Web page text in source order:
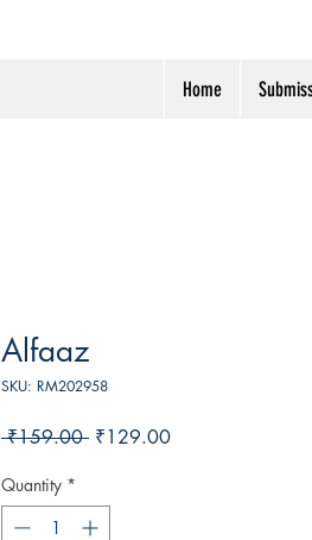
Home
Alfaaz
SKU: RM202958
₹159.00 Regular
₹129.00Sale
Quantity *